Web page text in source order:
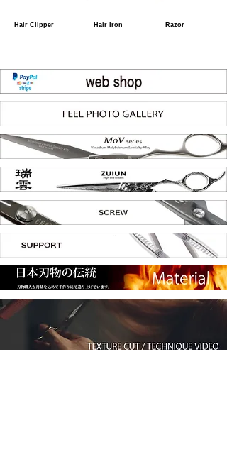
Hair Clipper Hair Iron Razor